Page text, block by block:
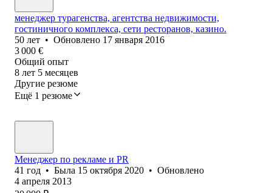
менеджер турагенства, агентства недвижимости,
гостиничного комплекса, сети ресторанов, казино.
50 лет • Обновлено 17 января 2016
3 000 €
Общий опыт
8 лет 5 месяцев
Другие резюме
Ещё 1 резюме
Менеджер по рекламе и PR
41 год • Была 15 октября 2020 • Обновлено
4 апреля 2013